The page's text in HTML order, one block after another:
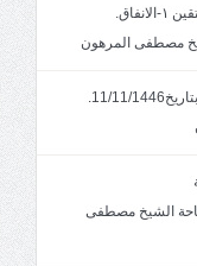
خطبة الجمعة بعنوان: سمات المتقين ١-الانفاق.
خطبة الجمعة: ميلاد باب الجنان .بتاريخ11/11/1446.
11/1446 سماحة الشيخ مصطفى